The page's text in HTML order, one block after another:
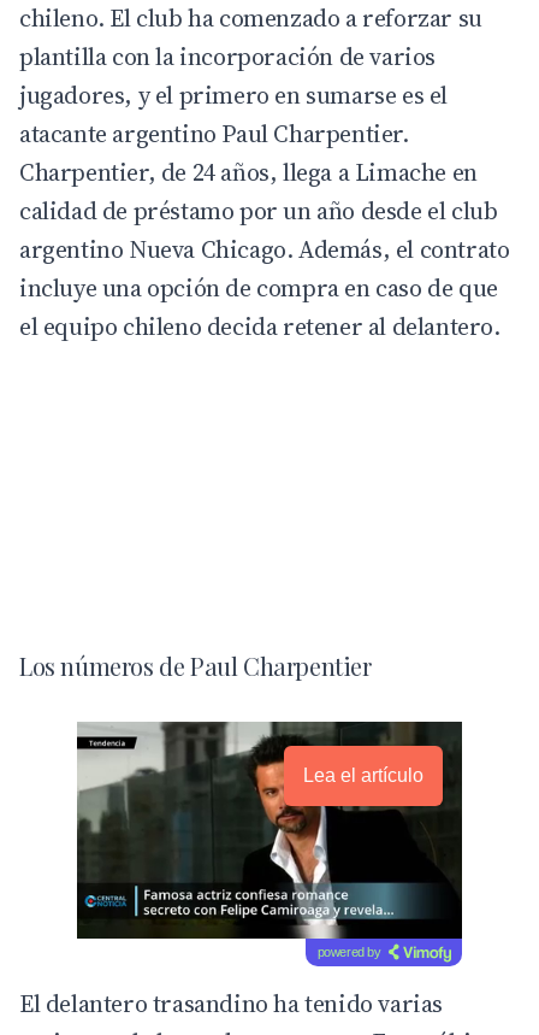
chileno. El club ha comenzado a reforzar su
plantilla con la incorporación de varios
jugadores, y el primero en sumarse es el
atacante argentino Paul Charpentier.
Charpentier, de 24 años, llega a Limache en
calidad de préstamo por un año desde el club
argentino Nueva Chicago. Además, el contrato
incluye una opción de compra en caso de que
el equipo chileno decida retener al delantero.
Los números de Paul Charpentier
Lea el artículo
powered by
El delantero trasandino ha tenido varias